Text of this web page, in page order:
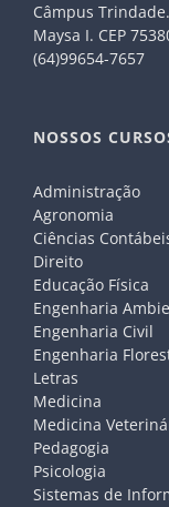
Câmpus
Maysa I. CEP
(64)99654-7657
NOSSOS
Administração
Agronomia
Ciências
Direito
Educação Física
Engenharia
Engenharia Civil
Engenharia
Letras
Medicina
Medicina
Pedagogia
Psicologia
Sistemas de